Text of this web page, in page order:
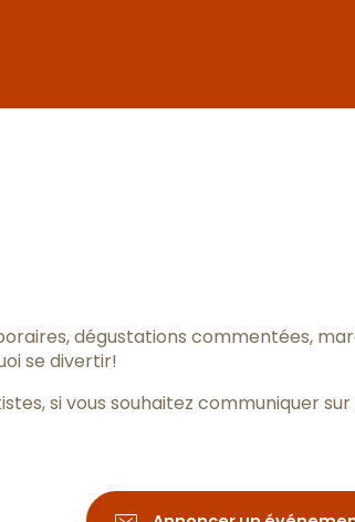
aux
dégustations commentées,
se divertir!
si vous souhaitez communiquer